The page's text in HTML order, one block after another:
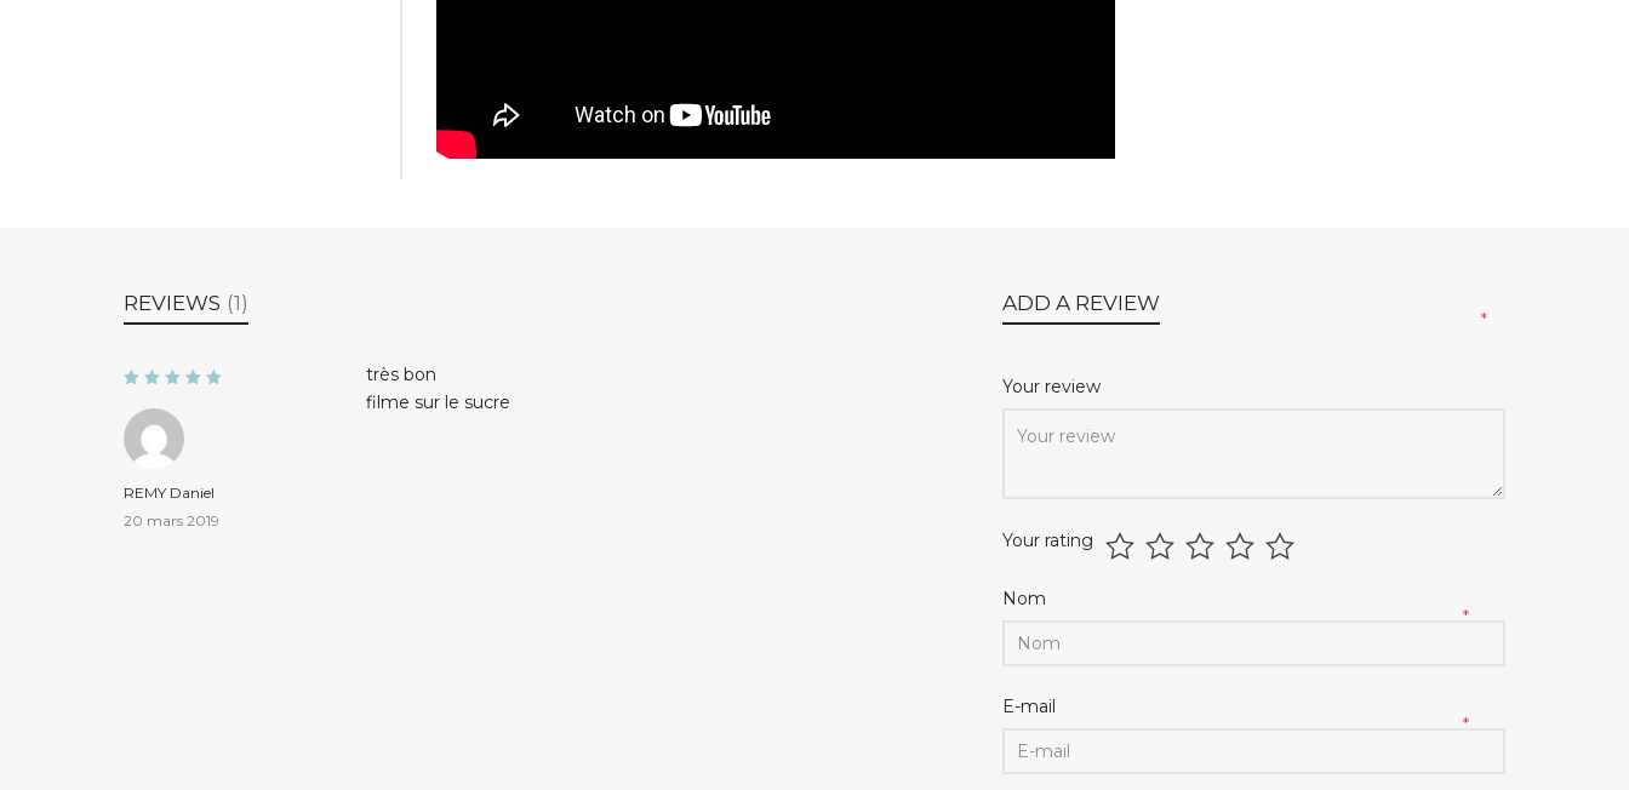
REVIEWS (1)
sur 5
REMY Daniel
20 mars 2019
très bon
filme sur le sucre
ADD A REVIEW
Your review
*
Your rating
Nom
*
E-mail
*